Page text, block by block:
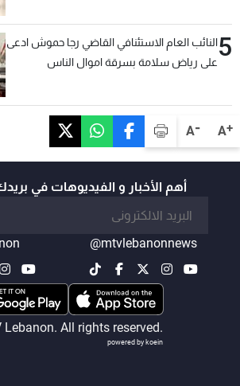
A+
A-
السعودية والدول العربية
5النائب العام الاستئنافي القاضي رجا حموش ادعى
على رياض سلامة بسرقة اموال الناس
أهم الأخبار و الفيديوهات في
@mtvlebanonnews
All rights reserved.
powered by koein